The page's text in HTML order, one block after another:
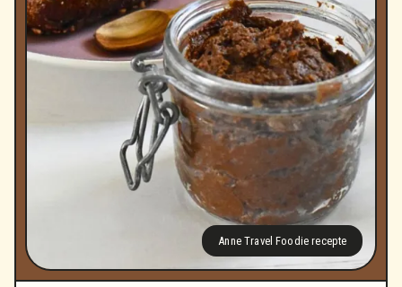
Anne Travel Foodie recepte